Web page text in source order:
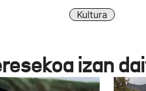
Kultura
izan